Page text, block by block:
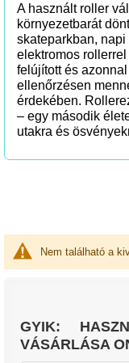
A használt roller
környezetbarát
skateparkban,
elektromos
felújított és
ellenőrzésen
érdekében.
– egy második
utakra és
Nem található a
GYIK:
VÁSÁRLÁSA